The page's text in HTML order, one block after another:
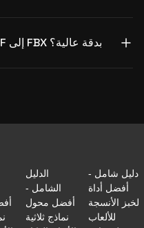
ما هو أفضل برنامج لتحويل 3MF إلى FBX بدقة عالية؟
الدليل
الشامل -
أفضل محول
نماذج ثلاثية
دليل شامل -
أفضل أداة
لخبز الأنسجة
للألعاب